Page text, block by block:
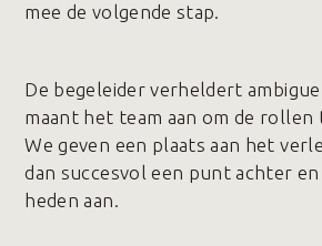
mee de volgende stap.
De begeleider verheldert
maant het team aan om de rollen
We geven een plaats aan het
dan succesvol een punt achter
heden aan.